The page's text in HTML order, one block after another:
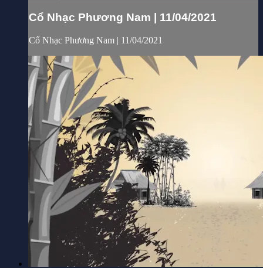
Cổ Nhạc Phương Nam | 11/04/2021
Cổ Nhạc Phương Nam | 11/04/2021